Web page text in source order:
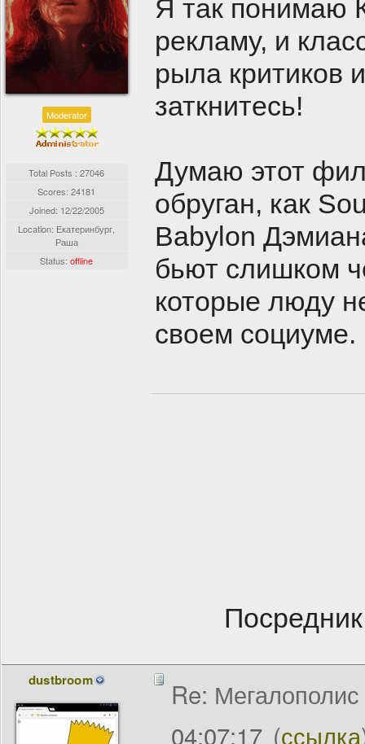
Moderator
Total Posts : 27046
Scores: 24181
Joined: 12/22/2005
Location: Екатеринбург,
Раша
Status:offline
Я так понимаю
рекламу, и
рыла критиков
заткнитесь!
Думаю этот
обруган, как
Babylon
бьют слишком
которые люду
своем социуме.
dustbroom
Re:
04:07:17 (ссылка